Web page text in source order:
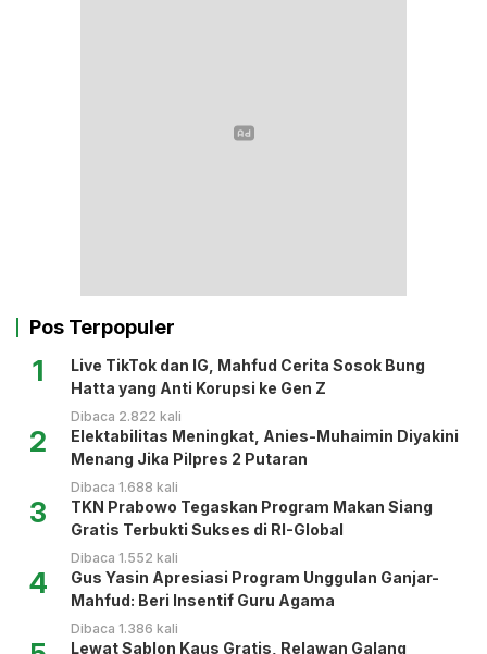
Pos Terpopuler
1
Live TikTok dan IG, Mahfud Cerita Sosok Bung
Hatta yang Anti Korupsi ke Gen Z
Dibaca 2.822 kali
2
Elektabilitas Meningkat, Anies-Muhaimin Diyakini
Menang Jika Pilpres 2 Putaran
Dibaca 1.688 kali
3
TKN Prabowo Tegaskan Program Makan Siang
Gratis Terbukti Sukses di RI-Global
Dibaca 1.552 kali
4
Gus Yasin Apresiasi Program Unggulan Ganjar-
Mahfud: Beri Insentif Guru Agama
Dibaca 1.386 kali
Lewat Sablon Kaus Gratis, Relawan Galang